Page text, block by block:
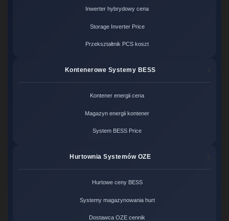
Inwerter hybrydowy cena
Storage Inverter Price
Przekształtnik PCS koszt
Kontenerowe Systemy BESS
Kontener energii cena
Magazyn energii kontener
System BESS Price
Hurtownia Systemów OZE
Hurtowe ceny BESS
Systemy magazynowania hurt
Dostawca OZE cennik